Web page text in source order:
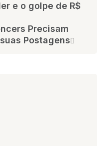
e o golpe de R$
Precisam
Postagens